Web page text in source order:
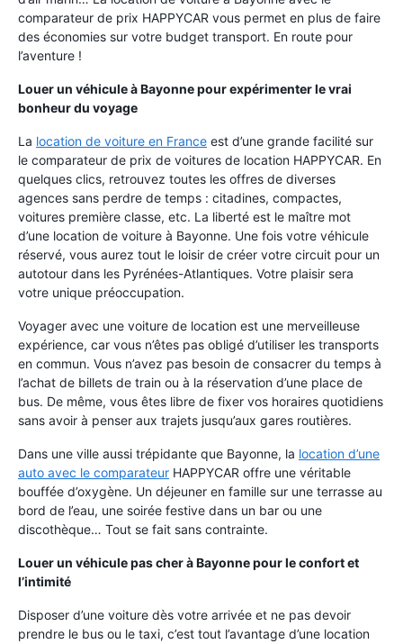
comparateur de prix HAPPYCAR vous permet en plus de faire
des économies sur votre budget transport. En route pour
l’aventure !
Louer un véhicule à Bayonne pour expérimenter le vrai
bonheur du voyage
La location de voiture en France est d’une grande facilité sur
le comparateur de prix de voitures de location HAPPYCAR. En
quelques clics, retrouvez toutes les offres de diverses
agences sans perdre de temps : citadines, compactes,
voitures première classe, etc. La liberté est le maître mot
d’une location de voiture à Bayonne. Une fois votre véhicule
réservé, vous aurez tout le loisir de créer votre circuit pour un
autotour dans les Pyrénées-Atlantiques. Votre plaisir sera
votre unique préoccupation.
Voyager avec une voiture de location est une merveilleuse
expérience, car vous n’êtes pas obligé d’utiliser les transports
en commun. Vous n’avez pas besoin de consacrer du temps à
l’achat de billets de train ou à la réservation d’une place de
bus. De même, vous êtes libre de fixer vos horaires quotidiens
sans avoir à penser aux trajets jusqu’aux gares routières.
Dans une ville aussi trépidante que Bayonne, la location d’une
auto avec le comparateur HAPPYCAR offre une véritable
bouffée d’oxygène. Un déjeuner en famille sur une terrasse au
bord de l’eau, une soirée festive dans un bar ou une
discothèque… Tout se fait sans contrainte.
Louer un véhicule pas cher à Bayonne pour le confort et
l’intimité
Disposer d’une voiture dès votre arrivée et ne pas devoir
prendre le bus ou le taxi, c’est tout l’avantage d’une location